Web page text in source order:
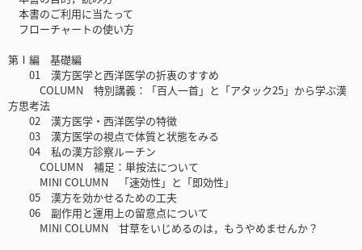
本書のご利用に当たって
フローチャートの使い方
第Ⅰ編 基礎編
01 漢方医学と西洋医学の折衷のすすめ
COLUMN 特別講義：「百人一首」と「アタック25」から学ぶ漢
方思考法
02 漢方医学・西洋医学の特徴
03 漢方医学の視点で体質と状態をみる
04 私の漢方診察ルーチン
COLUMN 補足：単按法について
MINI COLUMN 「速効性」と「即効性」
05 漢方を効かせるための工夫
06 副作用と運用上の留意点について
MINI COLUMN 甘草をいじめるのは，もうやめませんか？